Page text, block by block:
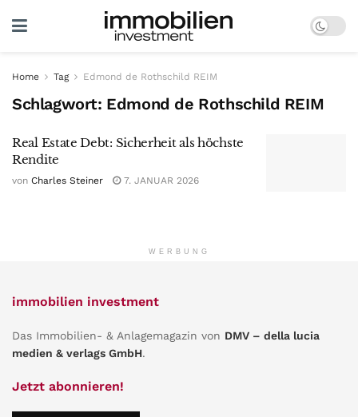
Home Tag Edmond de Rothschild REIM
Schlagwort: Edmond de Rothschild REIM
Real Estate Debt: Sicherheit als höchste
Rendite
von Charles Steiner 7. JANUAR 2026
WERBUNG
immobilien investment
Das Immobilien- & Anlagemagazin von DMV – della lucia
medien & verlags GmbH.
Jetzt abonnieren!